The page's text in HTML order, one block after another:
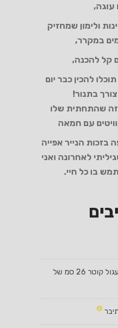
עוגה,
ולימון שמחזיק
במקרר,
קל להכנה,
להכין כבר יום
בתנור!
שהתחתית שלו
עם חמאה
בזכות הנייר אפייה
לאחרונה ואני
בו כל חיי.
נייר אפייה עגול קוטר 26 סמ של